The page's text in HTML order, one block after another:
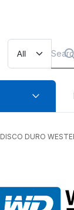
DISCO DURO